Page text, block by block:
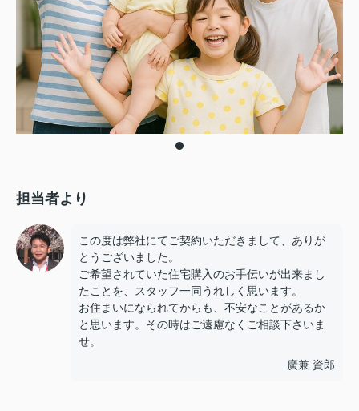
担当者より
この度は弊社にてご契約いただきまして、ありが
とうございました。
ご希望されていた住宅購入のお手伝いが出来まし
たことを、スタッフ一同うれしく思います。
お住まいになられてからも、不安なことがあるか
と思います。その時はご遠慮なくご相談下さいま
せ。
廣兼 資郎